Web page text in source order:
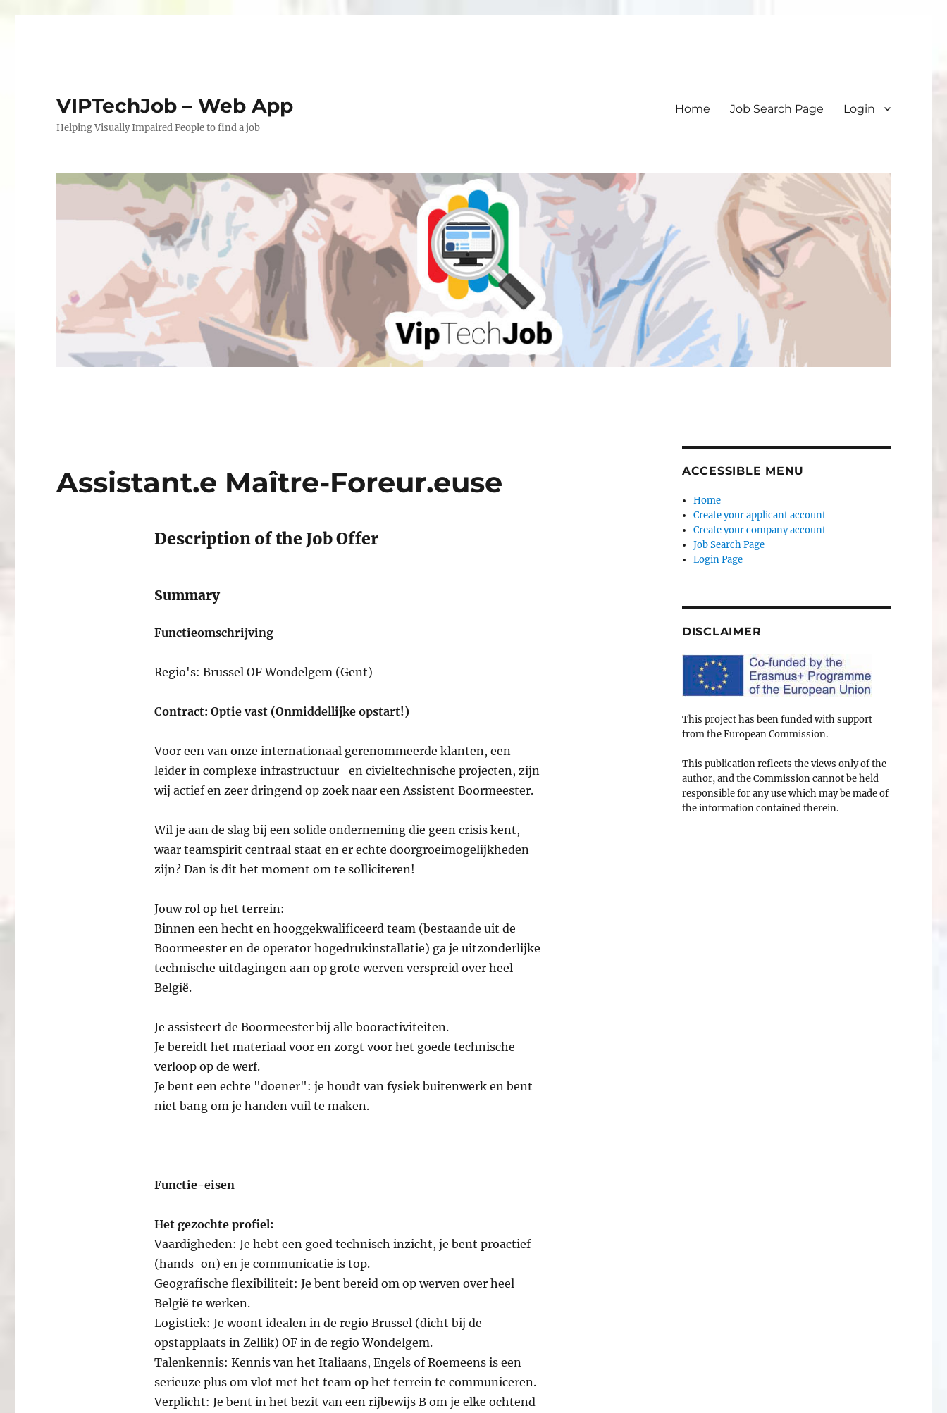
VIPTechJob – Web App
Helping Visually Impaired People to find a job
Home Job Search Page Login
Assistant.e Maître-Foreur.euse
Description of the Job Offer
Summary
Functieomschrijving
Regio's: Brussel OF Wondelgem (Gent)
Contract: Optie vast (Onmiddellijke opstart!)
Voor een van onze internationaal gerenommeerde klanten, een
leider in complexe infrastructuur- en civieltechnische projecten, zijn
wij actief en zeer dringend op zoek naar een Assistent Boormeester.
Wil je aan de slag bij een solide onderneming die geen crisis kent,
waar teamspirit centraal staat en er echte doorgroeimogelijkheden
zijn? Dan is dit het moment om te solliciteren!
Jouw rol op het terrein:
Binnen een hecht en hooggekwalificeerd team (bestaande uit de
Boormeester en de operator hogedrukinstallatie) ga je uitzonderlijke
technische uitdagingen aan op grote werven verspreid over heel
België.
Je assisteert de Boormeester bij alle booractiviteiten.
Je bereidt het materiaal voor en zorgt voor het goede technische
verloop op de werf.
Je bent een echte "doener": je houdt van fysiek buitenwerk en bent
niet bang om je handen vuil te maken.
Functie-eisen
Het gezochte profiel:
Vaardigheden: Je hebt een goed technisch inzicht, je bent proactief
(hands-on) en je communicatie is top.
Geografische flexibiliteit: Je bent bereid om op werven over heel
België te werken.
Logistiek: Je woont idealen in de regio Brussel (dicht bij de
opstapplaats in Zellik) OF in de regio Wondelgem.
Talenkennis: Kennis van het Italiaans, Engels of Roemeens is een
serieuze plus om vlot met het team op het terrein te communiceren.
Verplicht: Je bent in het bezit van een rijbewijs B om je elke ochtend
ACCESSIBLE MENU
Home
Create your applicant account
Create your company account
Job Search Page
Login Page
DISCLAIMER
This project has been funded with support
from the European Commission.
This publication reflects the views only of the
author, and the Commission cannot be held
responsible for any use which may be made of
the information contained therein.